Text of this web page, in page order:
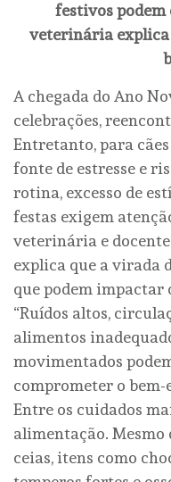
festivos podem
veterinária
A chegada do Ano
celebrações,
Entretanto, para
fonte de estresse e
rotina, excesso de
festas exigem
veterinária e docente
explica que a virada
que podem impactar
“Ruídos altos,
alimentos
movimentados
comprometer o bem-
Entre os cuidados
alimentação. Mesmo
ceias, itens como